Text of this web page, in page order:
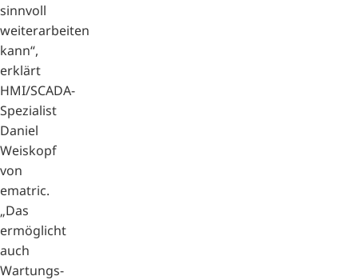
sinnvoll
weiterarbeiten
kann“,
erklärt
HMI/SCADA-
Spezialist
Daniel
Weiskopf
von
ematric.
„Das
ermöglicht
auch
Wartungs-